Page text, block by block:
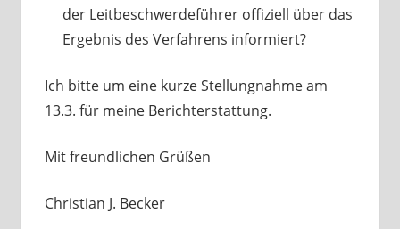
der Leitbeschwerdeführer offiziell über das
Ergebnis des Verfahrens informiert?
Ich bitte um eine kurze Stellungnahme am
13.3. für meine Berichterstattung.
Mit freundlichen Grüßen
Christian J. Becker